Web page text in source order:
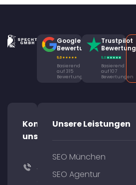
Google
Bewertung
Basierend
auf 315
Bewertungen
Trustpilot
Bewertung
Basierend
auf 107
Bewertungen
Kontaktiere
uns!
+49
Unsere Leistungen
SEO München
SEO Agentur